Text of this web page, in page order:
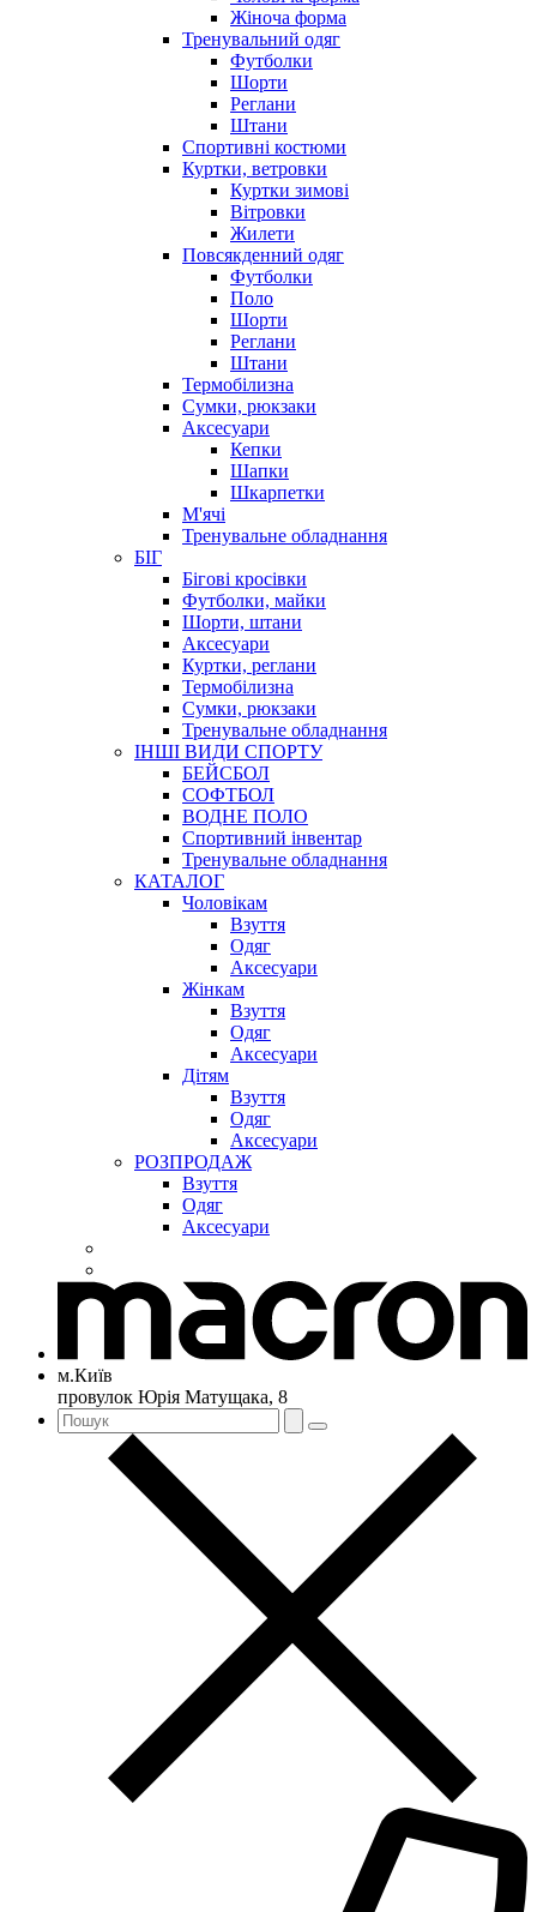
Жіноча форма
Тренувальний одяг
Футболки
Шорти
Реглани
Штани
Спортивні костюми
Куртки, ветровки
Куртки зимові
Вітровки
Жилети
Повсякденний одяг
Футболки
Поло
Шорти
Реглани
Штани
Термобілизна
Сумки, рюкзаки
Аксесуари
Кепки
Шапки
Шкарпетки
М'ячі
Тренувальне обладнання
БІГ
Бігові кросівки
Футболки, майки
Шорти, штани
Аксесуари
Куртки, реглани
Термобілизна
Сумки, рюкзаки
Тренувальне обладнання
ІНШІ ВИДИ СПОРТУ
БЕЙСБОЛ
СОФТБОЛ
ВОДНЕ ПОЛО
Спортивний інвентар
Тренувальне обладнання
КАТАЛОГ
Чоловікам
Взуття
Одяг
Аксесуари
Жінкам
Взуття
Одяг
Аксесуари
Дітям
Взуття
Одяг
Аксесуари
РОЗПРОДАЖ
Взуття
Одяг
Аксесуари
м.Київ
провулок Юрія Матущака, 8